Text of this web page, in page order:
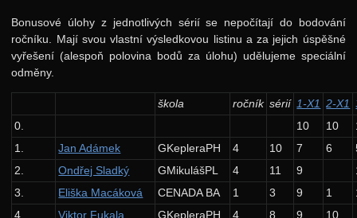
Bonusové úlohy z jednotlivých sérií se nepočítají do bodování
ročníku. Mají svou vlastní výsledkovou listinu a za jejich úspěšné
vyřešení (alespoň polovina bodů za úlohu) udělujeme speciální
odměny.
škola ročník sérií 1-X1 2-X1
0.
10 10
1.
Jan Adámek GKepleraPH 4 10 7 6
2.
Ondřej Sladký GMikulášPL 4 11 9
3.
Eliška Macáková CENADA BA 1 3 9 1
4.
Viktor Fukala GKepleraPH 4 8 9
10
Archiv starších ročníků
37. ročník: 24/25
36. ročník: 23/24
35. ročník: 22/23
34. ročník: 21/22
33. ročník: 20/21
Zadání 1. série